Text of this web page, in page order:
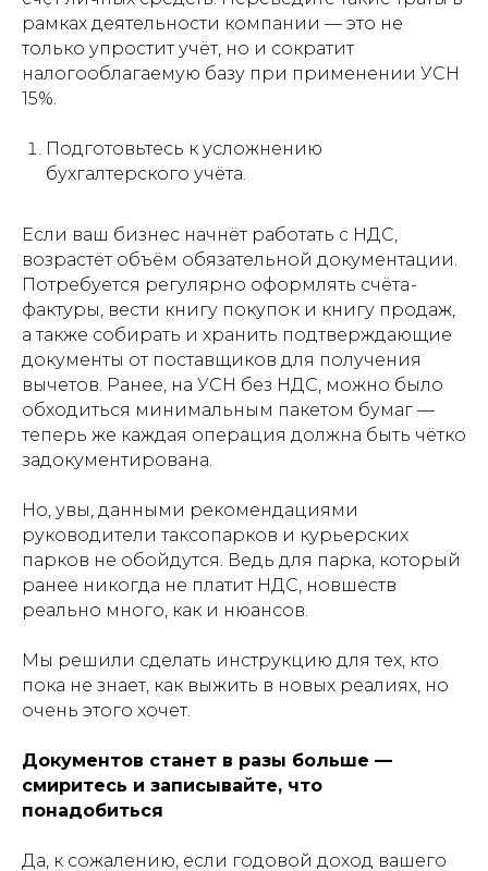
рамках деятельности компании — это не
только упростит учёт, но и сократит
налогооблагаемую базу при применении УСН
15%.
Подготовьтесь к усложнению
бухгалтерского учёта.
Если ваш бизнес начнёт работать с НДС,
возрастёт объём обязательной документации.
Потребуется регулярно оформлять счётa-
фактуры, вести книгу покупок и книгу продаж,
а также собирать и хранить подтверждающие
документы от поставщиков для получения
вычетов. Ранее, на УСН без НДС, можно было
обходиться минимальным пакетом бумаг —
теперь же каждая операция должна быть чётко
задокументирована.
Но, увы, данными рекомендациями
руководители таксопарков и курьерских
парков не обойдутся. Ведь для парка, который
ранее никогда не платит НДС, новшеств
реально много, как и нюансов.
Мы решили сделать инструкцию для тех, кто
пока не знает, как выжить в новых реалиях, но
очень этого хочет.
Документов станет в разы больше —
смиритесь и записывайте, что
понадобиться
Да, к сожалению, если годовой доход вашего